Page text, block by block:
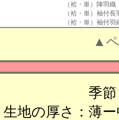
（袷・単）陣羽織
（袷・単）袖付長
（袷・単）袖付羽
▲
季
生地の厚さ：薄